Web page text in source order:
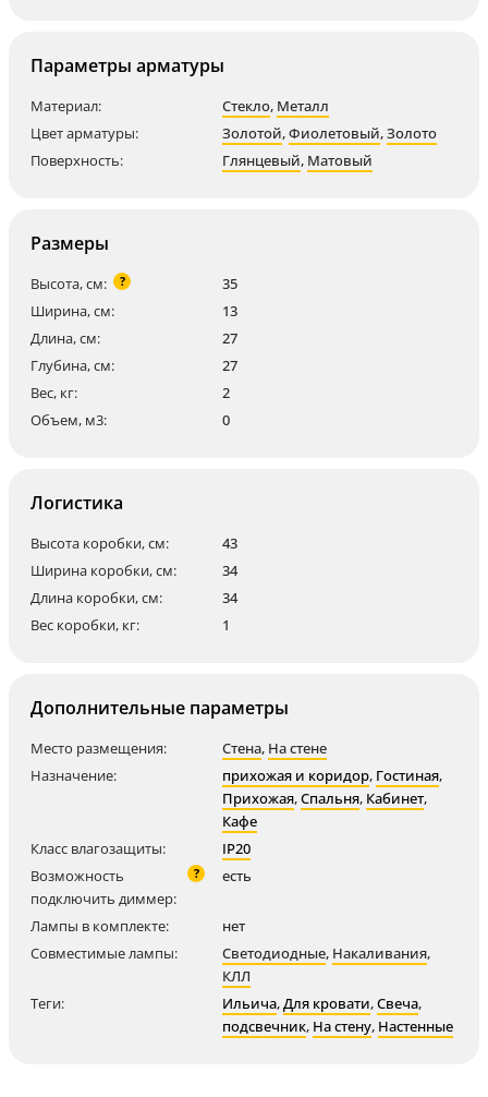
Параметры арматуры
Материал: Стекло, Металл
Цвет арматуры:
Золотой,Фиолетовый,Золото
Поверхность:
Глянцевый, Матовый
Размеры
Высота, см: ?
35
Ширина, см:
13
Длина, см:
27
Глубина, см:
27
Вес, кг:
2
Объем, м3:
0
Логистика
Высота коробки, см:
43
Ширина коробки, см:
34
Длина коробки, см:
34
Вес коробки, кг:
1
Дополнительные параметры
Место размещения: Стена, На стене
Назначение:
прихожая и коридор, Гостиная,
Прихожая,Спальня, Кабинет,
Кафе
Класс влагозащиты:
IP20
Возможность
подключить диммер:
? есть
Лампы в комплекте:
нет
Совместимые лампы:
Светодиодные, Накаливания,
КЛЛ
Теги:
Ильича,Для кровати,Свеча,
подсвечник, На стену, Настенные